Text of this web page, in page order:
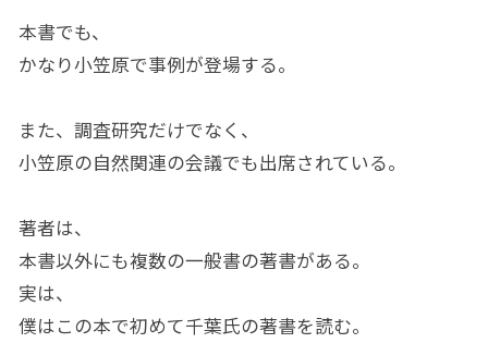
本書でも、
かなり小笠原で事例が登場する。
また、調査研究だけでなく、
小笠原の自然関連の会議でも出席されている。
著者は、
本書以外にも複数の一般書の著書がある。
実は、
僕はこの本で初めて千葉氏の著書を読む。